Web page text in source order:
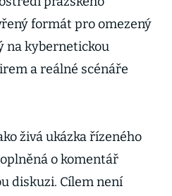
formát pro omezený
na kybernetickou
a reálné scénáře
živá ukázka řízeného
o komentář
diskuzi. Cílem není